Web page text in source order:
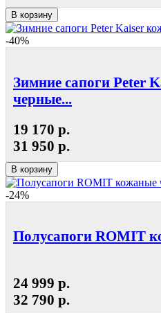
В корзину
-40%
Зимние сапоги Peter
черные...
19 170 р.
31 950 р.
В корзину
-24%
Полусапоги ROMIT
24 999 р.
32 790 р.